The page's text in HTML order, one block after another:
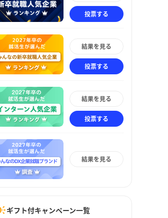
投票する
結果を見る
投票する
結果を見る
投票する
結果を見る
ギフト付キャンペーン一覧